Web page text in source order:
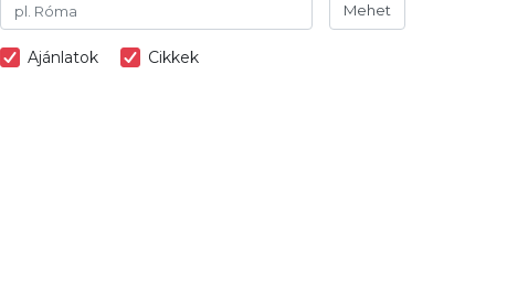
Interjú
Élménybeszámolók
Ausztrália
Mehet
Ajánlatok Cikkek